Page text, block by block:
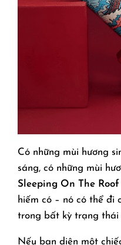
Có những mùi hương
sáng, có những mùi
Sleeping On The Roof
hiếm có – nó có thể đi
trong bất kỳ trạng thái
Nếu bạn diện một